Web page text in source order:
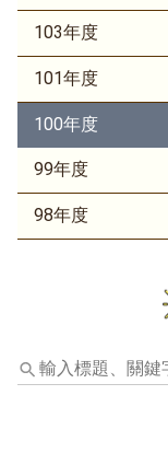
103年度
101年度
100年度
99年度
98年度
輸
入